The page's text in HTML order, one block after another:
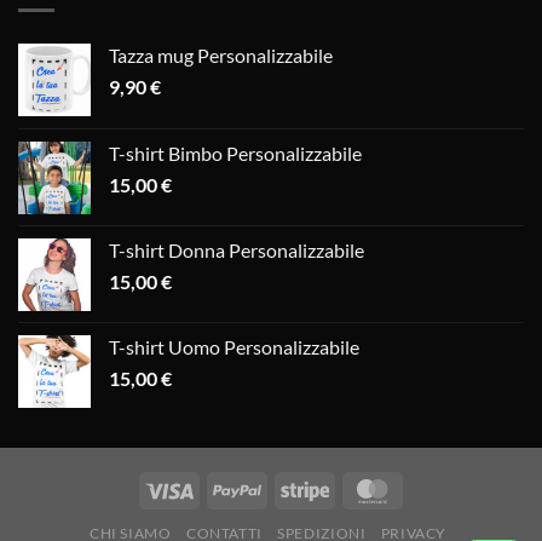
Tazza mug Personalizzabile
9,90€
T-shirt Bimbo Personalizzabile
15,00€
T-shirt Donna Personalizzabile
15,00€
T-shirt Uomo Personalizzabile
15,00€
CHI SIAMO CONTATTI SPEDIZIONI
PRIVACY